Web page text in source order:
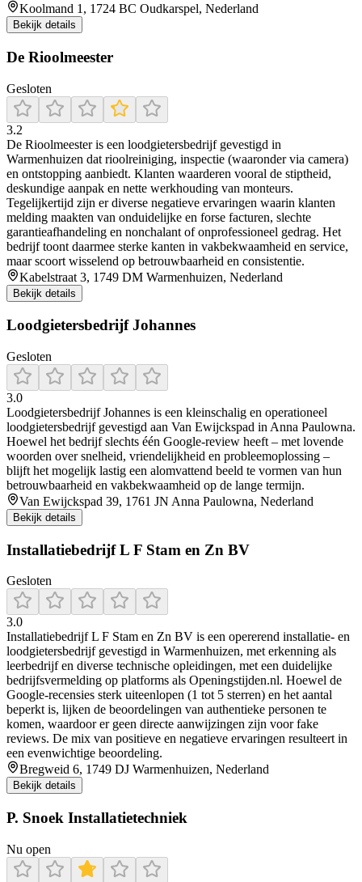
Koolmand 1, 1724 BC Oudkarspel, Nederland
Bekijk details
De Rioolmeester
Gesloten
3.2
De Rioolmeester is een loodgietersbedrijf gevestigd in
Warmenhuizen dat rioolreiniging, inspectie (waaronder via camera)
en ontstopping aanbiedt. Klanten waarderen vooral de stiptheid,
deskundige aanpak en nette werkhouding van monteurs.
Tegelijkertijd zijn er diverse negatieve ervaringen waarin klanten
melding maakten van onduidelijke en forse facturen, slechte
garantieafhandeling en nonchalant of onprofessioneel gedrag. Het
bedrijf toont daarmee sterke kanten in vakbekwaamheid en service,
maar scoort wisselend op betrouwbaarheid en consistentie.
Kabelstraat 3, 1749 DM Warmenhuizen, Nederland
Bekijk details
Loodgietersbedrijf Johannes
Gesloten
3.0
Loodgietersbedrijf Johannes is een kleinschalig en operationeel
loodgietersbedrijf gevestigd aan Van Ewijckspad in Anna Paulowna.
Hoewel het bedrijf slechts één Google-review heeft – met lovende
woorden over snelheid, vriendelijkheid en probleemoplossing –
blijft het mogelijk lastig een alomvattend beeld te vormen van hun
betrouwbaarheid en vakbekwaamheid op de lange termijn.
Van Ewijckspad 39, 1761 JN Anna Paulowna, Nederland
Bekijk details
Installatiebedrijf L F Stam en Zn BV
Gesloten
3.0
Installatiebedrijf L F Stam en Zn BV is een opererend installatie- en
loodgietersbedrijf gevestigd in Warmenhuizen, met erkenning als
leerbedrijf en diverse technische opleidingen, met een duidelijke
bedrijfsvermelding op platforms als Openingstijden.nl. Hoewel de
Google-recensies sterk uiteenlopen (1 tot 5 sterren) en het aantal
beperkt is, lijken de beoordelingen van authentieke personen te
komen, waardoor er geen directe aanwijzingen zijn voor fake
reviews. De mix van positieve en negatieve ervaringen resulteert in
een evenwichtige beoordeling.
Bregweid 6, 1749 DJ Warmenhuizen, Nederland
Bekijk details
P. Snoek Installatietechniek
Nu open